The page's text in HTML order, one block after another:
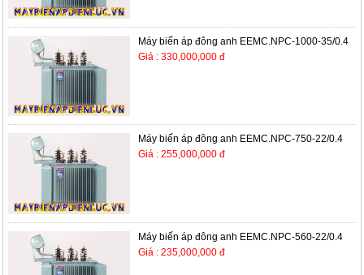
Máy biến áp đông anh EEMC.NPC-1000-35/0.4
Giá : 330,000,000 đ
Máy biến áp đông anh EEMC.NPC-750-22/0.4
Giá : 255,000,000 đ
Máy biến áp đông anh EEMC.NPC-560-22/0.4
Giá : 235,000,000 đ